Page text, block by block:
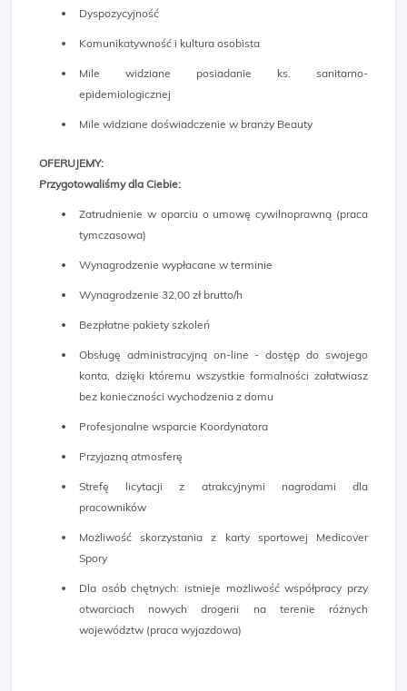
Dyspozycyjność
Komunikatywność i kultura osobista
Mile widziane posiadanie ks. sanitarno-
epidemiologicznej
Mile widziane doświadczenie w branży Beauty
OFERUJEMY:
Przygotowaliśmy dla Ciebie:
Zatrudnienie w oparciu o umowę cywilnoprawną (praca
tymczasowa)
Wynagrodzenie wypłacane w terminie
Wynagrodzenie 32,00 zł brutto/h
Bezpłatne pakiety szkoleń
Obsługę administracyjną on-line - dostęp do swojego
konta, dzięki któremu wszystkie formalności załatwiasz
bez konieczności wychodzenia z domu
Profesjonalne wsparcie Koordynatora
Przyjazną atmosferę
Strefę licytacji z atrakcyjnymi nagrodami dla
pracowników
Możliwość skorzystania z karty sportowej Medicover
Spory
Dla osób chętnych: istnieje możliwość współpracy przy
otwarciach nowych drogerii na terenie różnych
województw (praca wyjazdowa)